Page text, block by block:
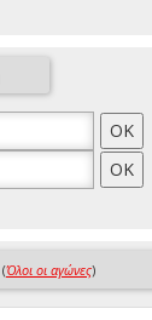
(Όλοι οι αγώνες)